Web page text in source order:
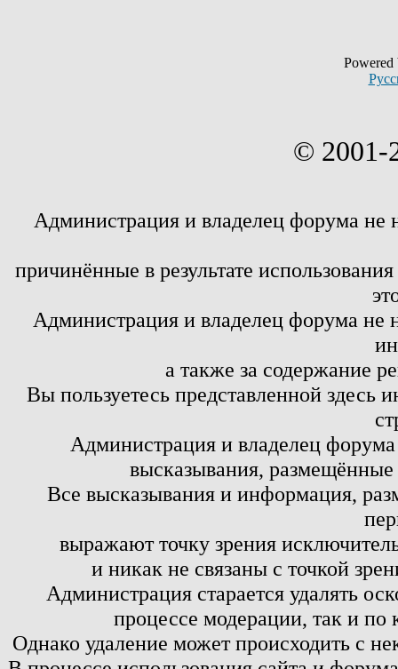
© 2001-
Администрация и владелец форума не
причинённые в результате
Администрация и владелец форума не
а также за содержание
Вы пользуетесь представленной здесь
Администрация и владелец
высказывания,
Все высказывания и информация,
выражают точку зрения
и никак не связаны с точкой
Администрация старается удалять
процессе модерации, так и по
Однако удаление может происходить с